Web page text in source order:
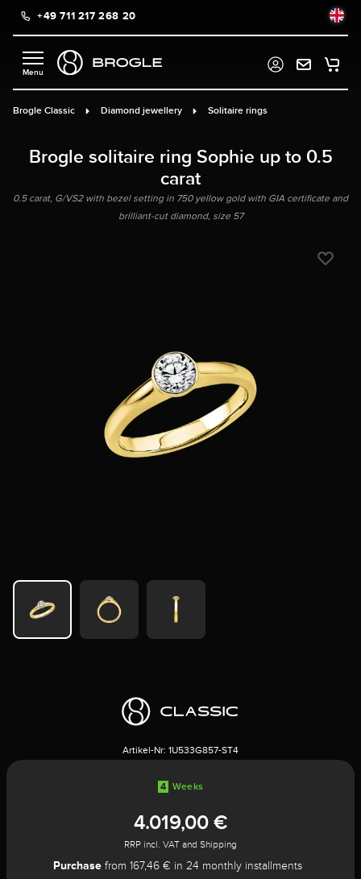
content+49 711 217 268 20
Brogle Classic Diamond jewellery Solitaire rings
Brogle solitaire ring Sophie up to 0.5
carat
0.5 carat, G/VS2 with bezel setting in 750 yellow gold with GIA certificate and
brilliant-cut diamond, size 57
Artikel-Nr: 1U533G857-ST4
4 Weeks
4.019,00 €
RRP incl. VAT and Shipping
Purchasefrom 167,46 € in 24 monthly installments